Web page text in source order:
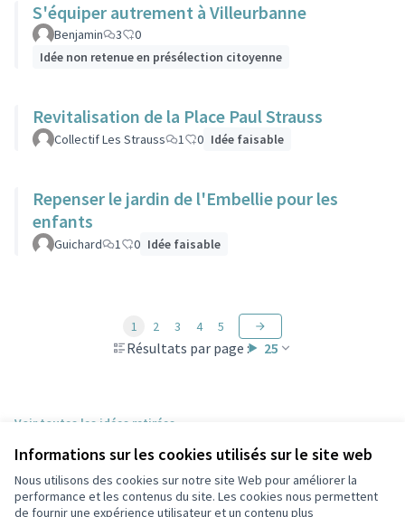
Informations sur les cookies utilisés sur le site web
Nous utilisons des cookies sur notre site Web pour améliorer la
performance et les contenus du site. Les cookies nous permettent
de fournir une expérience utilisateur et un contenu plus
S'équiper autrement à Villeurbanne
Benjamin 3
0
Idée non retenue en présélection citoyenne
Revitalisation de la Place Paul Strauss
Collectif Les Strauss 1 0 Idée faisable
Repenser le jardin de l'Embellie pour les
enfants
Guichard 1 0 Idée faisable
Résultats par page : 25
1 2 3 4 5
Voir toutes les idées retirées
Conditions d'utilisation
Paramètres des cookies